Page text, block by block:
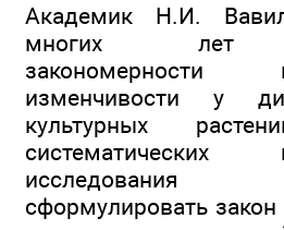
Академик Н.И.
многих лет
закономерности
изменчивости у
культурных
исследования
сформулировать закон